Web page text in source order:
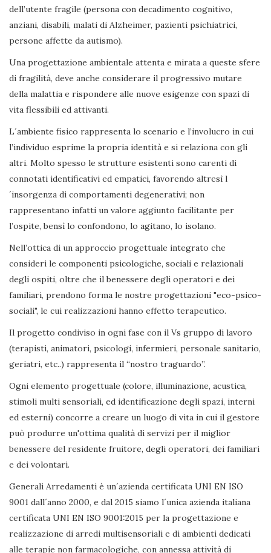
dell’utente fragile (persona con decadimento cognitivo,
anziani, disabili, malati di Alzheimer, pazienti psichiatrici,
persone affette da autismo).
Una progettazione ambientale attenta e mirata a queste sfere
di fragilità, deve anche considerare il progressivo mutare
della malattia e rispondere alle nuove esigenze con spazi di
vita flessibili ed attivanti.
L´ambiente fisico rappresenta lo scenario e l’involucro in cui
l’individuo esprime la propria identità e si relaziona con gli
altri. Molto spesso le strutture esistenti sono carenti di
connotati identificativi ed empatici, favorendo altresì l
´insorgenza di comportamenti degenerativi; non
rappresentano infatti un valore aggiunto facilitante per
l’ospite, bensì lo confondono, lo agitano, lo isolano.
Nell’ottica di un approccio progettuale integrato che
consideri le componenti psicologiche, sociali e relazionali
degli ospiti, oltre che il benessere degli operatori e dei
familiari, prendono forma le nostre progettazioni "eco-psico-
sociali", le cui realizzazioni hanno effetto terapeutico.
Il progetto condiviso in ogni fase con il Vs gruppo di lavoro
(terapisti, animatori, psicologi, infermieri, personale sanitario,
geriatri, etc..) rappresenta il “nostro traguardo”.
Ogni elemento progettuale (colore, illuminazione, acustica,
stimoli multi sensoriali, ed identificazione degli spazi, interni
ed esterni) concorre a creare un luogo di vita in cui il gestore
può produrre un'ottima qualità di servizi per il miglior
benessere del residente fruitore, degli operatori, dei familiari
e dei volontari.
Generali Arredamenti è un´azienda certificata UNI EN ISO
9001 dall´anno 2000, e dal 2015 siamo l´unica azienda italiana
certificata UNI EN ISO 9001:2015 per la progettazione e
realizzazione di arredi multisensoriali e di ambienti dedicati
alle terapie non farmacologiche, con annessa attività di